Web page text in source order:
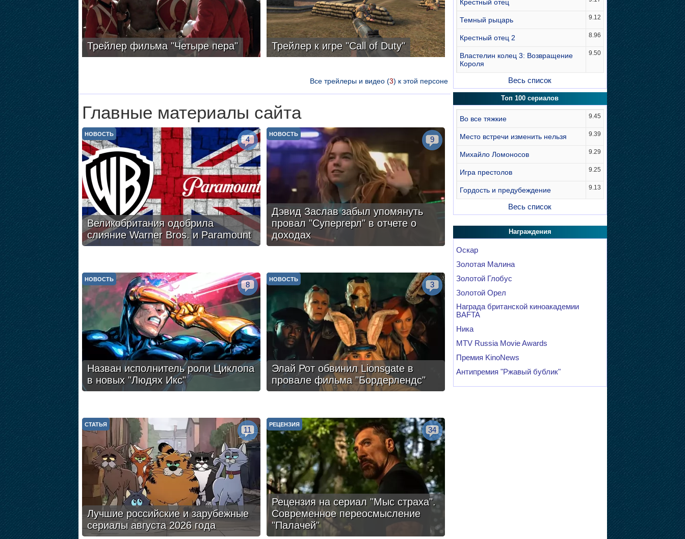
Трейлер фильма "Четыре пера" Трейлер к игре "Call of Duty"
Все трейлеры и видео (3) к этой персоне
Главные материалы сайта
Великобритания одобрила
слияние Warner Bros. и Paramount
НОВОСТЬ
4
Дэвид Заслав забыл упомянуть
провал "Супергерл" в отчете о
доходах
НОВОСТЬ
9
Назван исполнитель роли Циклопа
в новых "Людях Икс"
НОВОСТЬ
8
Элай Рот обвинил Lionsgate в
провале фильма "Бордерлендс"
НОВОСТЬ
3
Лучшие российские и зарубежные
сериалы августа 2026 года
СТАТЬЯ
11
Рецензия на сериал "Мыс страха".
Современное переосмысление
"Палачей"
РЕЦЕНЗИЯ
34
Крестный отец
Темный рыцарь 9.12
Крестный отец 2 8.96
Властелин колец 3: Возвращение
Короля
9.50
Весь список
Топ 100 сериалов
Во все тяжкие 9.45
Место встречи изменить нельзя 9.39
Михайло Ломоносов 9.29
Игра престолов 9.25
Гордость и предубеждение 9.13
Весь список
Награждения
Оскар
Золотая Малина
Золотой Глобус
Золотой Орел
Награда британской киноакадемии
BAFTA
Ника
MTV Russia Movie Awards
Премия KinoNews
Антипремия "Ржавый бублик"